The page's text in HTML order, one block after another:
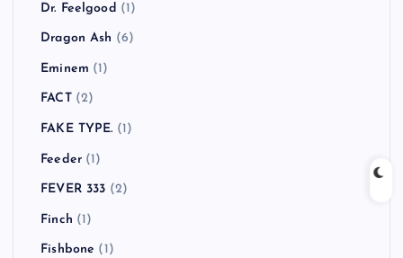
Dr. Feelgood (1)
Dragon Ash (6)
Eminem (1)
FACT(2)
FAKE TYPE. (1)
Feeder(1)
FEVER 333 (2)
Finch (1)
Fishbone (1)